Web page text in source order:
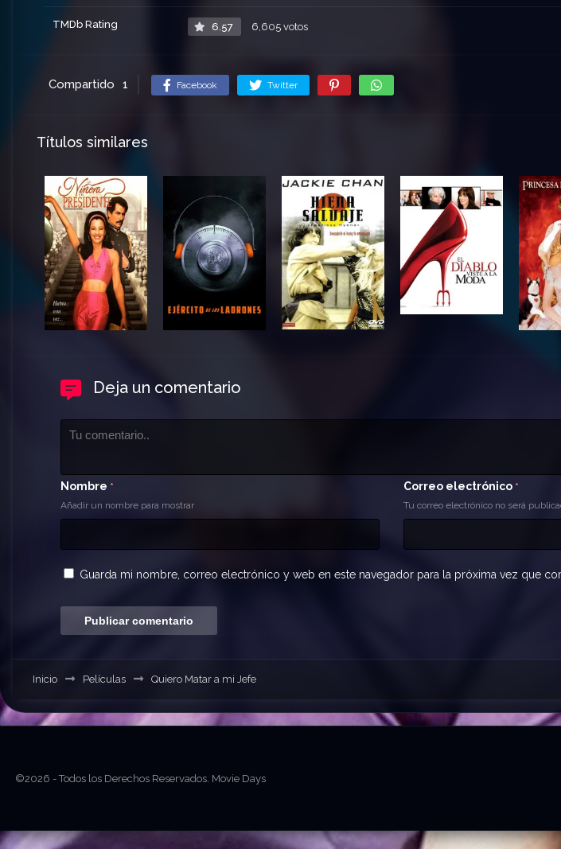
TMDb Rating 6.57 6,605 votos
Compartido 1 Facebook Twitter
Títulos similares
Deja un comentario
Nombre *
Añadir un nombre para mostrar
Correo electrónico *
Tu correo electrónico no será
Guarda mi nombre, correo electrónico y web en este navegador para la próxima vez que
Inicio Películas Quiero Matar a mi Jefe
©2026 - Todos los Derechos Reservados. Movie Days